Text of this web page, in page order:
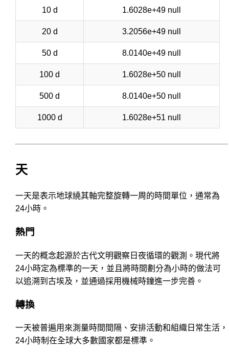
10 d 1.6028e+49 null
20 d 3.2056e+49 null
50 d 8.0140e+49 null
100 d 1.6028e+50 null
500 d 8.0140e+50 null
1000 d 1.6028e+51 null
天
一天是表示地球繞其軸完整旋轉一周的時間單位，通常為
24小時。
熱門
一天的概念起源於古代文明觀察日夜循環的觀測。現代將
24小時定為標準的一天，並且將時間劃分為小時的做法可
以追溯到古埃及，並通過採用機械時鐘進一步完善。
轉換
一天被普遍用來測量時間間隔、安排活動和組織日常生活，
24小時制在全球大多數國家都是標準。